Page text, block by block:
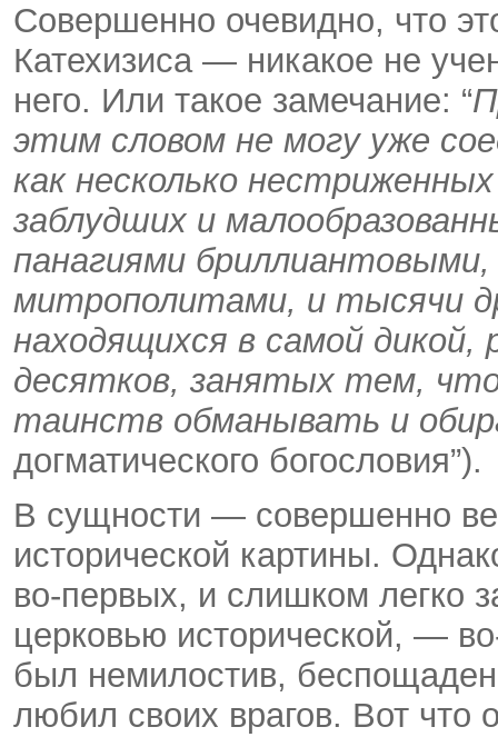
Совершенно очевидно, что
Катехизиса — никакое не
него. Или такое замечание: “
этим словом не могу уже
как несколько
заблудших и
панагиями
митрополитами, и тысячи
находящихся в самой дикой,
десятков, занятых тем,
таинств обманывать и
догматического богословия”).
В сущности — совершенно
исторической картины.
во-первых, и слишком легко
церковью исторической, —
был немилостив,
любил своих врагов. Вот